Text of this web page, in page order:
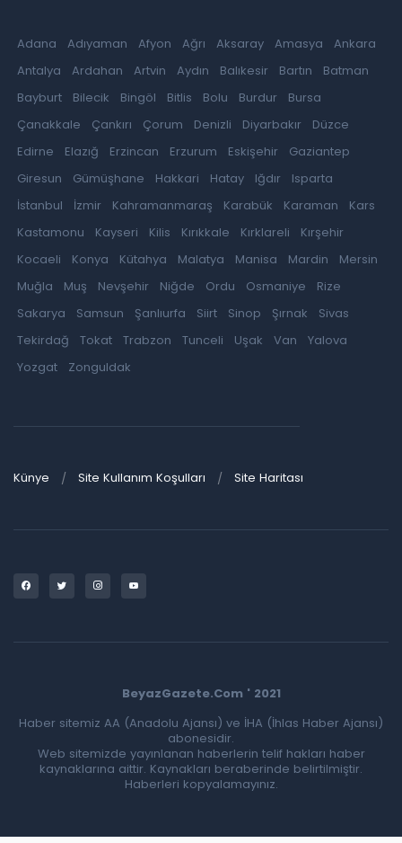
Adana Adıyaman Afyon Ağrı Aksaray Amasya
Ankara
Antalya
Ardahan Artvin Aydın Balıkesir Bartın
Batman
Bayburt
Bilecik Bingöl Bitlis Bolu Burdur
Bursa
Çanakkale
Çankırı Çorum Denizli Diyarbakır
Düzce
Edirne
Elazığ Erzincan Erzurum Eskişehir
Gaziantep
Giresun
Gümüşhane Hakkari Hatay Iğdır
Isparta
İstanbul
İzmir Kahramanmaraş Karabük Karaman
Kars
Kastamonu
Kayseri Kilis Kırıkkale Kırklareli
Kırşehir
Kocaeli
Konya Kütahya Malatya Manisa Mardin
Mersin
Muğla
Muş Nevşehir Niğde Ordu Osmaniye
Rize
Sakarya
Samsun Şanlıurfa Siirt Sinop Şırnak
Sivas
Tekirdağ
Tokat Trabzon Tunceli Uşak Van
Yalova
Yozgat
Zonguldak
Künye Site Kullanım Koşulları Site Haritası
BeyazGazete.Com ' 2021
Haber sitemiz AA (Anadolu Ajansı) ve İHA (İhlas Haber Ajansı)
abonesidir.
Web sitemizde yayınlanan haberlerin telif hakları haber
kaynaklarına aittir. Kaynakları beraberinde belirtilmiştir.
Haberleri kopyalamayınız.